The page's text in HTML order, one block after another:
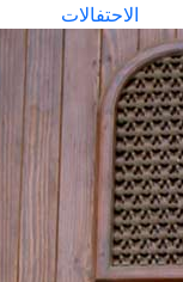
الاحتفالات